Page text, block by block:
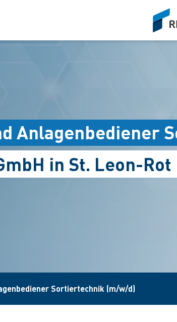
siteLogo
Anlagenbediener
in St. Leon-Rot
Sortiertechnik (m/w/d)